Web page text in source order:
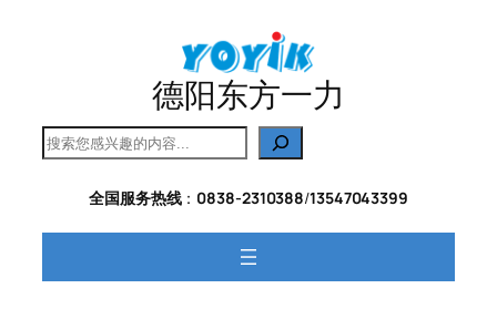
德阳东方一力
搜
索
全国服务热线： 0838-2310388/13547043399